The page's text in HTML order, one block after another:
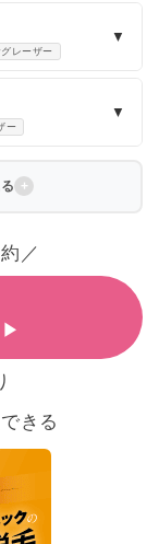
レーザー
▼
ー
▼
／
▶
きる